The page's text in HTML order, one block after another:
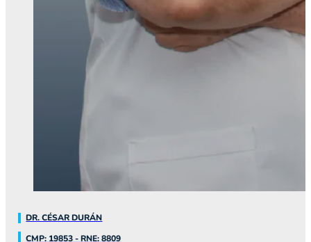
DR. CÉSAR DURÁN
CMP: 19853 - RNE: 8809